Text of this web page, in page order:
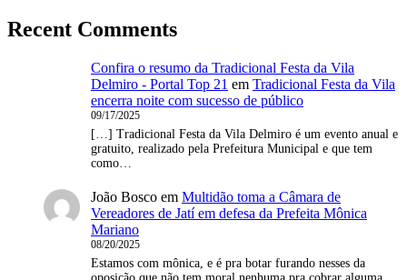
Recent Comments
Confira o resumo da Tradicional Festa da Vila
Delmiro - Portal Top 21 em Tradicional Festa da Vila
encerra noite com sucesso de público
09/17/2025
[…] Tradicional Festa da Vila Delmiro é um evento anual e
gratuito, realizado pela Prefeitura Municipal e que tem
como…
João Bosco em Multidão toma a Câmara de
Vereadores de Jatí em defesa da Prefeita Mônica
Mariano
08/20/2025
Estamos com mônica, e é pra botar furando nesses da